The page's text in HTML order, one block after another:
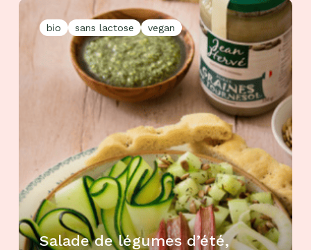
bio sans lactose vegan
Salade de légumes d’été,